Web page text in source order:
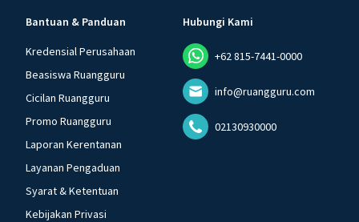
Bantuan & Panduan
Kredensial Perusahaan
Beasiswa Ruangguru
Cicilan Ruangguru
Promo Ruangguru
Laporan Kerentanan
Layanan Pengaduan
Syarat & Ketentuan
Kebijakan Privasi
Hubungi Kami
+62 815-7441-0000
info@ruangguru.com
02130930000